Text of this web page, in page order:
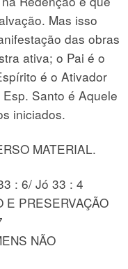
Mas isso
das obras
ativa; o Pai é o
é o Ativador
Santo é Aquele
iniciados.
MATERIAL.
: 6/ Jó 33 : 4
E PRESERVAÇÃO
NÃO